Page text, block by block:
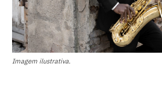
Imagem ilustrativa.